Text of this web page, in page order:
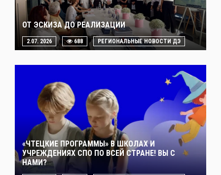
ОТ ЭСКИЗА ДО РЕАЛИЗАЦИИ
2.07. 2026 688 РЕГИОНАЛЬНЫЕ НОВОСТИ ДЭ
«ЧТЕЦКИЕ ПРОГРАММЫ» В ШКОЛАХ И
УЧРЕЖДЕНИЯХ СПО ПО ВСЕЙ СТРАНЕ! ВЫ С
НАМИ?